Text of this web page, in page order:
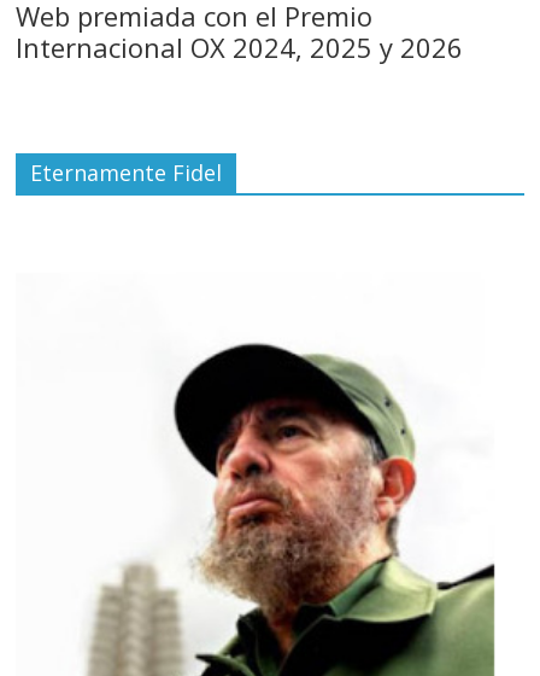
Web premiada con el Premio
Internacional OX 2024, 2025 y 2026
Eternamente Fidel